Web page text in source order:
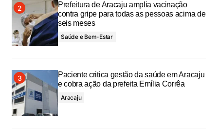
Prefeitura de Aracaju amplia vacinação
contra gripe para todas as pessoas acima de
seis meses
Saúde e Bem-Estar
Paciente critica gestão da saúde em Aracaju
e cobra ação da prefeita Emília Corrêa
Aracaju